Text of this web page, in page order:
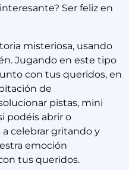
Ser feliz en
misteriosa, usando
Jugando en este tipo
con tus queridos, en
de
pistas, mini
podéis abrir o
a celebrar gritando y
emoción
tus queridos.